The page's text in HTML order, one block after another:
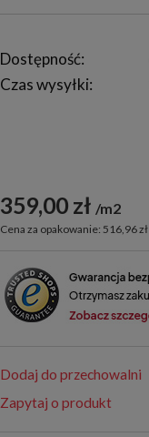
Dostępność:
Czas wysyłki:
359,00 zł m2
Cena za opakowanie: 516,96 zł
Dodaj do przechowalni
Zapytaj o produkt